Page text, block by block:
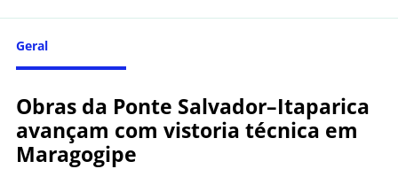
Geral
Obras da Ponte Salvador–Itaparica
avançam com vistoria técnica em
Maragogipe